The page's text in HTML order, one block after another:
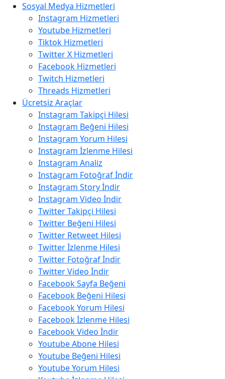
Sosyal Medya Hizmetleri
Instagram Hizmetleri
Youtube Hizmetleri
Tiktok Hizmetleri
Twitter X Hizmetleri
Facebook Hizmetleri
Twitch Hizmetleri
Threads Hizmetleri
Ücretsiz Araçlar
Instagram Takipçi Hilesi
Instagram Beğeni Hilesi
Instagram Yorum Hilesi
Instagram İzlenme Hilesi
Instagram Analiz
Instagram Fotoğraf İndir
Instagram Story İndir
Instagram Video İndir
Twitter Takipçi Hilesi
Twitter Beğeni Hilesi
Twitter Retweet Hilesi
Twitter İzlenme Hilesi
Twitter Fotoğraf İndir
Twitter Video İndir
Facebook Sayfa Beğeni
Facebook Beğeni Hilesi
Facebook Yorum Hilesi
Facebook İzlenme Hilesi
Facebook Video İndir
Youtube Abone Hilesi
Youtube Beğeni Hilesi
Youtube Yorum Hilesi